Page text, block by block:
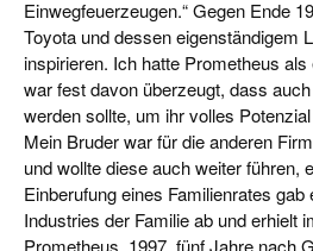
Einwegfeuerzeugen.“ Gegen Ende
Toyota und dessen eigenständigem
inspirieren. Ich hatte Prometheus
war fest davon überzeugt, dass
werden sollte, um ihr volles
Mein Bruder war für die anderen
und wollte diese auch weiter führen,
Einberufung eines Familienrates
Industries der Familie ab und erhielt
Prometheus. 1997, fünf Jahre nach